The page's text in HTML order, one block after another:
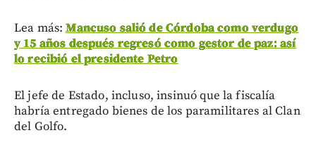
Lea más:Mancuso salió de Córdoba como verdugo
y 15 años después regresó como gestor de paz: así
lo recibió el presidente Petro
El jefe de Estado, incluso, insinuó que la fiscalía
habría entregado bienes de los paramilitares al Clan
del Golfo.